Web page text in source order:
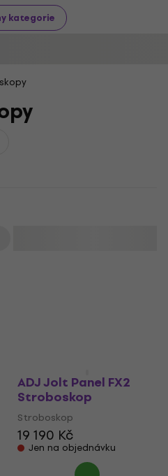
kategorie
ADJ Jolt Panel FX2
Stroboskop
Stroboskop
19 190 Kč
Jen na objednávku